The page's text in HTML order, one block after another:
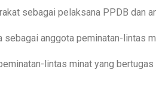
sebagai pelaksana PPDB dan
anggota peminatan-lintas
lintas minat yang